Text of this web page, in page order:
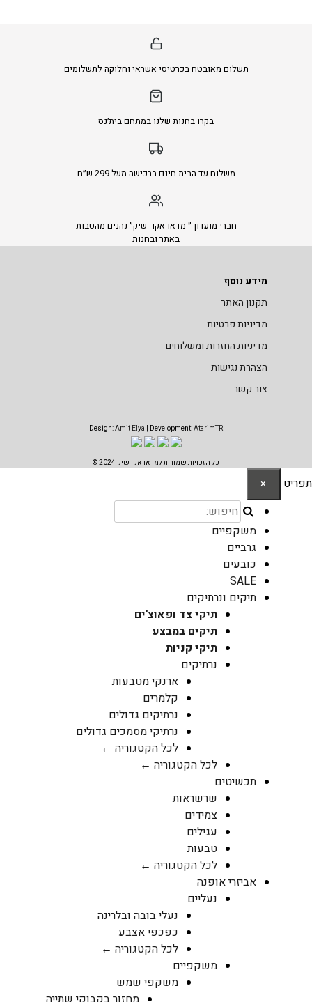
תשלום מאובטח בכרטיסי אשראי וחלוקה לתשלומים
בקרו בחנות שלנו במתחם בית׳נס
משלוח עד הבית חינם ברכישה מעל 299 ש״ח
חברי מועדון ״ מדאו אקו- שיק״ נהנים מהטבות
באתר ובחנות
מידע נוסף
תקנון האתר
מדיניות פרטיות
מדיניות החזרות ומשלוחים
הצהרת נגישות
צור קשר
Design:Amit Elya | Development:AtarimTR
כל הזכויות שמורות למדאו אקו שיק 2024 ©
תפריט ×
משקפיים
גרביים
כובעים
SALE
תיקים ונרתיקים
תיקי צד ופאוצ'ים
תיקים במבצע
תיקי קניות
נרתיקים
ארנקי מטבעות
קלמרים
נרתיקים גדולים
נרתיקי מסמכים גדולים
לכל הקטגוריה ←
לכל הקטגוריה ←
תכשיטים
שרשראות
צמידים
עגילים
טבעות
לכל הקטגוריה ←
אביזרי אופנה
נעליים
נעלי בובה ובלרינה
כפכפי אצבע
לכל הקטגוריה ←
משקפיים
משקפי שמש